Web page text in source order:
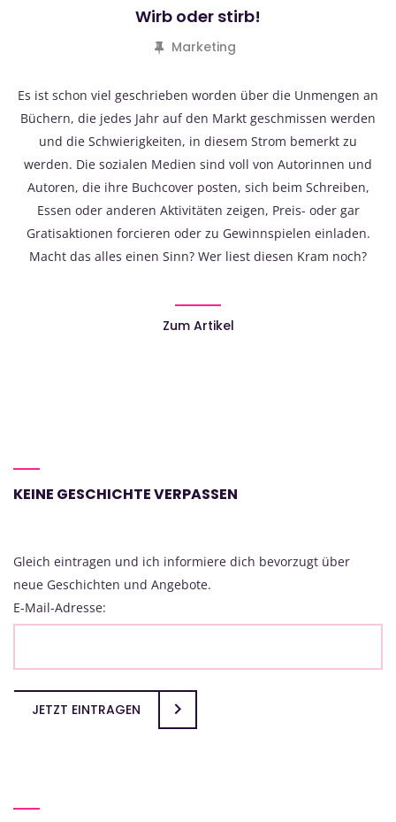
Wirb oder stirb!
Marketing
Es ist schon viel geschrieben worden über die Unmengen an
Büchern, die jedes Jahr auf den Markt geschmissen werden
und die Schwierigkeiten, in diesem Strom bemerkt zu
werden. Die sozialen Medien sind voll von Autorinnen und
Autoren, die ihre Buchcover posten, sich beim Schreiben,
Essen oder anderen Aktivitäten zeigen, Preis- oder gar
Gratisaktionen forcieren oder zu Gewinnspielen einladen.
Macht das alles einen Sinn? Wer liest diesen Kram noch?
Zum Artikel
KEINE GESCHICHTE VERPASSEN
Gleich eintragen und ich informiere dich bevorzugt über
neue Geschichten und Angebote.
E-Mail-Adresse:
JETZT EINTRAGEN